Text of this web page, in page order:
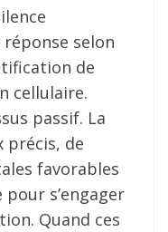
selon
de
cellulaire.
passif. La
précis, de
favorables
s’engager
Quand ces